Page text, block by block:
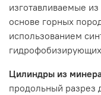
изготавливаемые
основе горных
использованием
Цилиндры из
продольный разрез